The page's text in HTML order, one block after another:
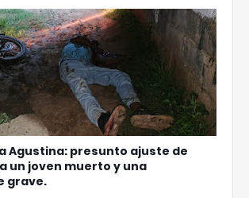
Agustina: presunto ajuste de
un joven muerto y una
grave.